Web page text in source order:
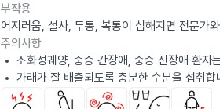
부작용
어지러움, 설사, 두통, 복통이 심해지면 전문가
주의사항
소화성궤양, 중증 간장애, 중증 신장애 환자
가래가 잘 배출되도록 충분한 수분을 섭취합